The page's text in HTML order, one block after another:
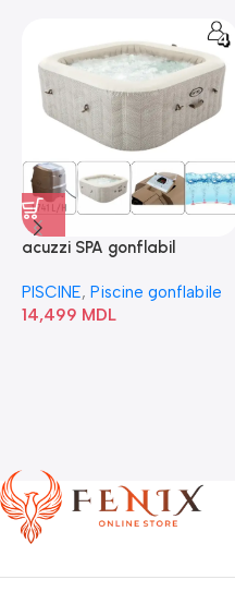
acuzzi SPA gonflabil
Bubble” 28446
PISCINE, Piscine gonflabile
14,499 MDL